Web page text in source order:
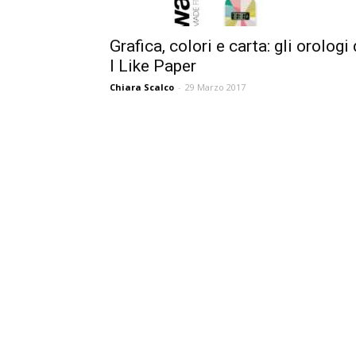
Grafica, colori e carta: gli orologi
I Like Paper
Chiara Scalco - 29 Marzo 2017